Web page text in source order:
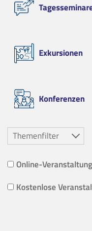
Exkursionen
Konferenzen
Themenfilter
Online-Veranstaltung
Kostenlose